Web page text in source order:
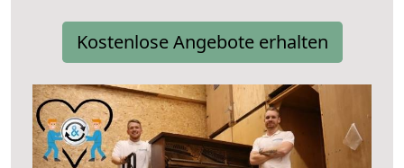
Kostenlose Angebote erhalten